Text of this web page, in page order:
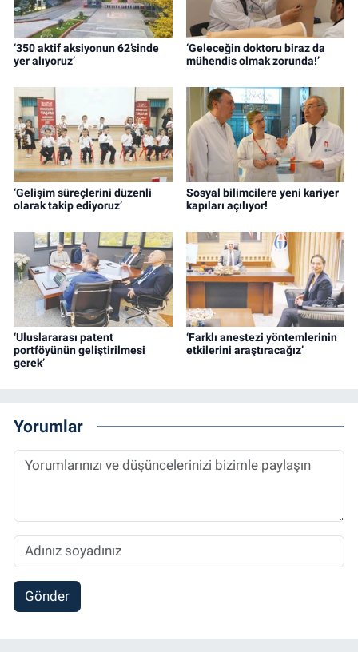
‘350 aktif aksiyonun 62’sinde
yer alıyoruz’
‘Geleceğin doktoru biraz da
mühendis olmak zorunda!’
‘Gelişim süreçlerini düzenli
olarak takip ediyoruz’
Sosyal bilimcilere yeni kariyer
kapıları açılıyor!
‘Uluslararası patent
portföyünün geliştirilmesi
gerek’
‘Farklı anestezi yöntemlerinin
etkilerini araştıracağız’
Yorumlar
Gönder